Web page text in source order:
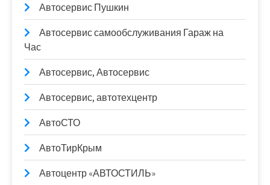
Автосервис Пушкин
Автосервис самообслуживания Гараж на
Час
Автосервис, Автосервис
Автосервис, автотехцентр
АвтоСТО
АвтоТирКрым
Автоцентр «АВТОСТИЛЬ»